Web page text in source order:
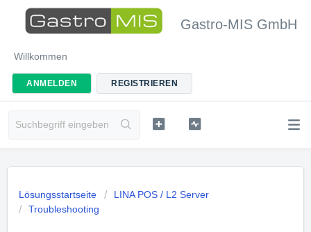
Gastro-MIS GmbH
Willkommen
ANMELDEN REGISTRIEREN
Lösungsstartseite
LINA POS / L2 Server
Troubleshooting